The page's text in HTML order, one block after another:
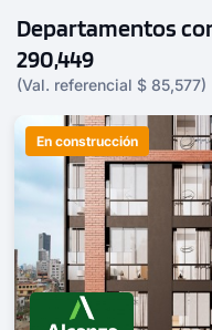
Departamentos
290,449
(Val. referencial $ 85,577)
En construcción